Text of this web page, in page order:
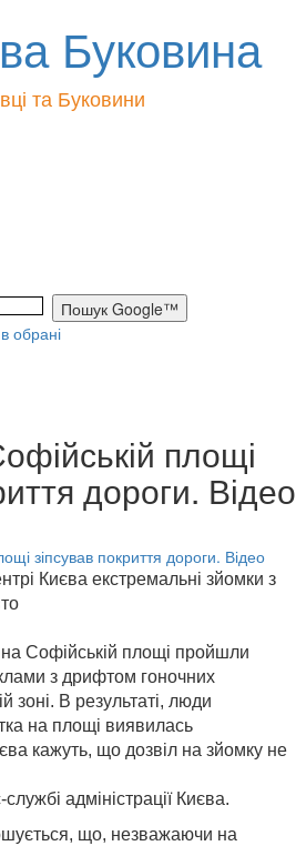
Буковина
та Буковини
обрані
площі
дороги. Відео
Києва екстремальні зйомки з
Софійській площі пройшли
з дрифтом гоночних
зоні. В результаті, люди
на площі виявилась
кажуть, що дозвіл на зйомку не
адміністрації Києва.
що, незважаючи на